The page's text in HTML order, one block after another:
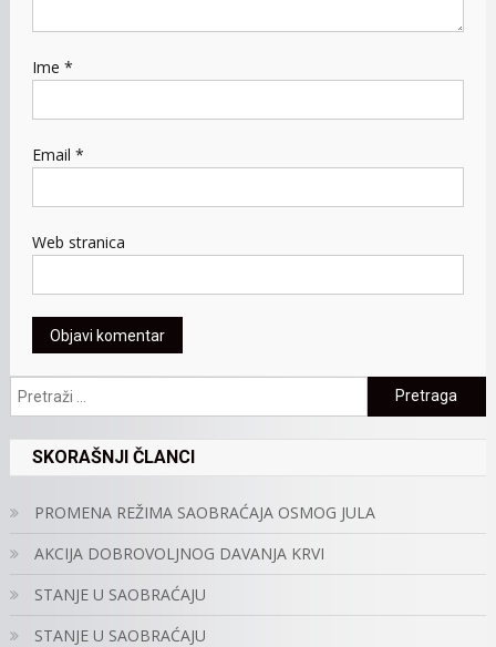
Ime *
Email *
Web stranica
Pretraga:
SKORAŠNJI ČLANCI
PROMENA REŽIMA SAOBRAĆAJA OSMOG JULA
AKCIJA DOBROVOLJNOG DAVANJA KRVI
STANJE U SAOBRAĆAJU
STANJE U SAOBRAĆAJU